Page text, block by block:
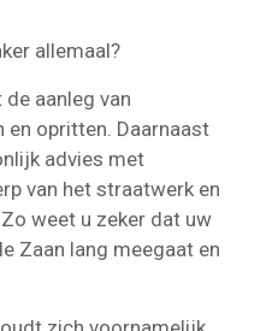
allemaal?
aanleg van
opritten. Daarnaast
advies met
van het straatwerk en
weet u zeker dat uw
Zaan lang meegaat en